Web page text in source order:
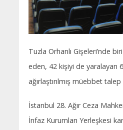
Tuzla Orhanlı Gişeleri’nde
eden, 42 kişiyi de yaralayan
ağırlaştırılmış müebbet
İstanbul 28. Ağır Ceza
İnfaz Kurumları Yerleşkesi